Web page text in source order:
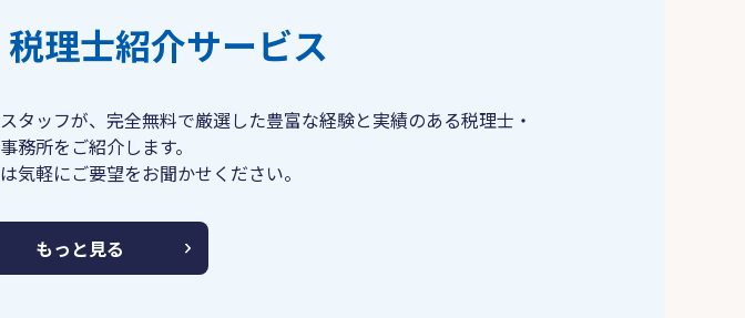
税理士紹介サービス
タッフが、完全無料で厳選した豊富な経験と実績のある税理士・
務所をご紹介します。
気軽にご要望をお聞かせください。
もっと見る